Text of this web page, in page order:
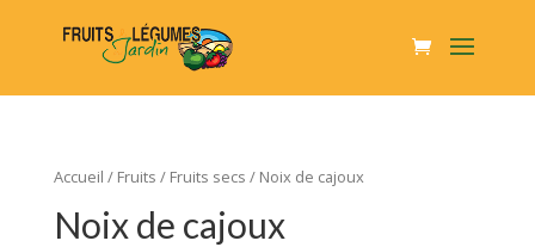
Accueil / Fruits / Fruits secs / Noix de cajoux
Noix de cajoux